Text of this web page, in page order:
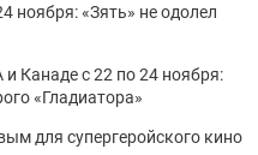
ноября: «Зять» не одолел
Канаде с 22 по 24 ноября:
«Гладиатора»
для супергеройского кино